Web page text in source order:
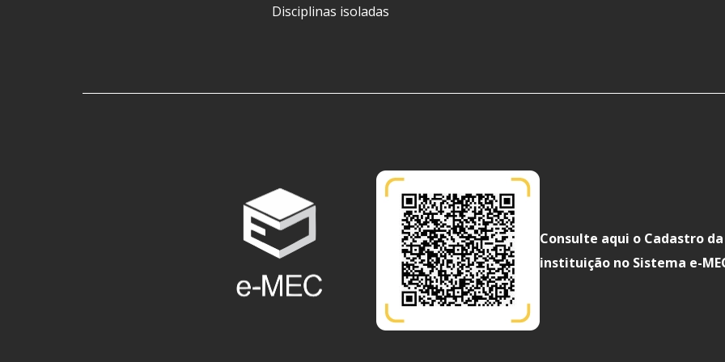
Disciplinas isoladas
Consulte aqui o Cadastro da
instituição no Sistema e-